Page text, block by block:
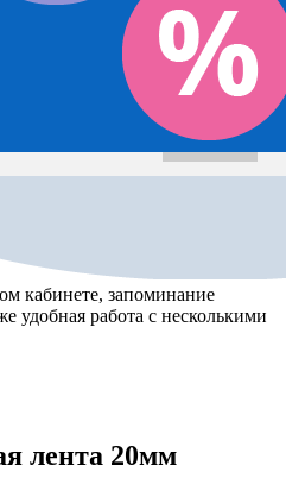
кабинете, запоминание
удобная работа с несколькими
лента 20мм